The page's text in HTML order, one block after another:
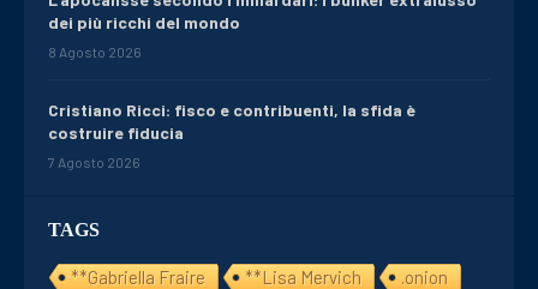
TAGS
**Gabriella Fraire **Lisa Mervich .onion
dei più ricchi del mondo
8 Agosto 2026
Cristiano Ricci: fisco e contribuenti, la sfida è
costruire fiducia
7 Agosto 2026